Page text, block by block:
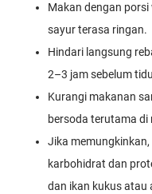
Makan dengan
sayur terasa ringan.
Hindari langsung
2–3 jam sebelum
Kurangi makanan
bersoda terutama di
Jika
karbohidrat dan
dan ikan kukus atau